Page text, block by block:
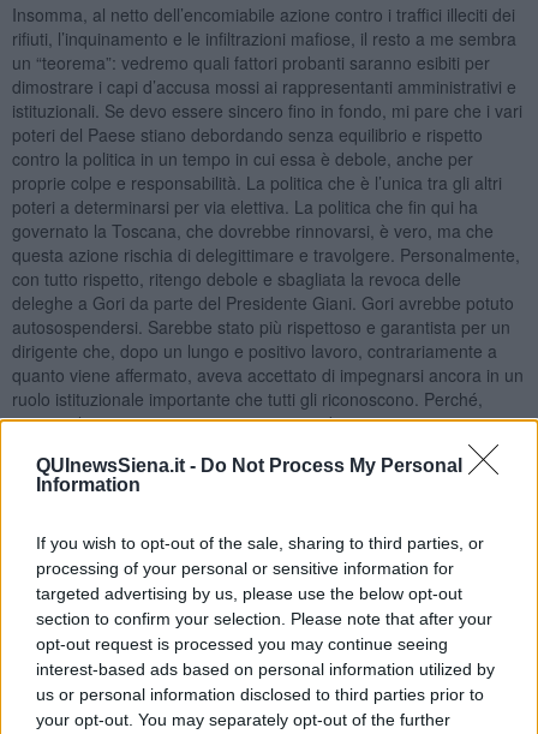
QUInewsSiena.it - Do Not Process My Personal
Information
If you wish to opt-out of the sale, sharing to third parties, or
processing of your personal or sensitive information for
targeted advertising by us, please use the below opt-out
section to confirm your selection. Please note that after your
opt-out request is processed you may continue seeing
interest-based ads based on personal information utilized by
us or personal information disclosed to third parties prior to
your opt-out. You may separately opt-out of the further
Insomma, al netto dell’encomiabile azione contro i traffici illeciti dei
rifiuti, l’inquinamento e le infiltrazioni mafiose, il resto a me sembra
un “teorema”: vedremo quali fattori probanti saranno esibiti per
dimostrare i capi d’accusa mossi ai rappresentanti amministrativi e
istituzionali. Se devo essere sincero fino in fondo, mi pare che i vari
poteri del Paese stiano debordando senza equilibrio e rispetto
contro la politica in un tempo in cui essa è debole, anche per
proprie colpe e responsabilità. La politica che è l’unica tra gli altri
poteri a determinarsi per via elettiva. La politica che fin qui ha
governato la Toscana, che dovrebbe rinnovarsi, è vero, ma che
questa azione rischia di delegittimare e travolgere. Personalmente,
con tutto rispetto, ritengo debole e sbagliata la revoca delle
deleghe a Gori da parte del Presidente Giani. Gori avrebbe potuto
autosospendersi. Sarebbe stato più rispettoso e garantista per un
dirigente che, dopo un lungo e positivo lavoro, contrariamente a
quanto viene affermato, aveva accettato di impegnarsi ancora in un
ruolo istituzionale importante che tutti gli riconoscono. Perché,
senza urla e strepiti, noi siamo garantisti davvero e non
giustizialisti. E abbiamo fiducia nelle persone capaci e perbene.
Ecco, l’ho detto e mi sento liberato. Evviva il 25 aprile, Festa della
Liberazione! Speriamo di liberarci anche dal virus. Buona domenica
Pontedera, 25 aprile 2021
Libero Venturi